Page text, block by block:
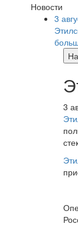
Новости
3
3